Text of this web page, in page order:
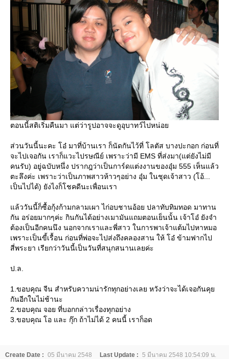
ตอนนี้สติเริ่มคืนมา แต่ว่ารูปอาจจะดูอุบาทว์ไปหน่อ
ส่วนวันนี้นะคะ โอ๋ มาที่บ้านเรา ก็นัดกันไว้ที่ โลตัส บางปะกอก ก่อนที่
จะไปเจอกัน เราก็แวะไปรษณีย์ เพราะว่ามี EMS ที่ส่งมา(แต่ยังไม่มี
คนรับ) อยู่ฉบับหนึ่ง ปรากฎว่าเป็นการ์ดแต่งงานของอุ๋ม 555 เห็นแล้ว
ตะลึงค่ะ เพราะว่าเป็นภาพสาวห้าวๆอย่าง อุ๋ม ในชุดเจ้าสาว (โอ้...
เป็นไปได้) ยังไงก็โชคดีนะเพื่อนเรา
ล้ววันนี้ก็ซื้อกุ้งก้ามกลามเผา ไก่อบชานอ้อย ปลาทับทิมทอด มาทาน
กัน อร่อยมากๆค่ะ กินกันได้อย่างเมามันแถมตอนเย็นนั้น เจ้าโอ๋ ยังจำ
ต้องเป็นอีกคนนึง นอกจากเราและพี่สาว ในการพาเจ้าแต้มไปหาหมอ
เพราะเป็นขี้เรื้อน ก่อนที่พ่อจะไปส่งถึงคลองสาน ให้ โอ๋ ข้ามฟากไป
สี่พระยา เรียกว่าวันนี้เป็นวันที่สนุกสนานเลยค่ะ
ป.ล.
1.ขอบคุณ จีน สำหรับความน่ารักทุกอย่างเลย หวังว่าจะได้เจอกันคุ
กันอีกในไม่ช้านะ
2.ขอบคุณ จอย ที่บอกกล่าวเรื่องทุกอย่าง
3.ขอบคุณ โอ และ กุ๊ก ถ้าไม่ได้ 2 คนนี้ เราก็อด
Create Date : 05 มีนาคม 2548 Last Update : 5 มีนาคม 2548 10:54:09 น.